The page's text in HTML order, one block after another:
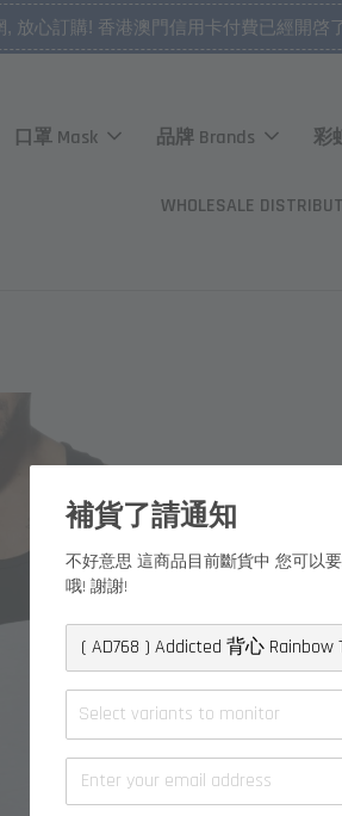
, 放心訂購! 香港澳門信用卡付費已經開啓
口罩 Mask 品牌 Brands 彩
WHOLESALE
補貨了請通知
不好意思 這商品目前斷貨中 您可以
哦! 謝謝!
Select variants to monitor